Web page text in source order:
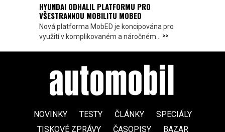
HYUNDAI ODHALIL PLATFORMU PRO
VŠESTRANNOU MOBILITU MOBED
Nová platforma MobED je koncipována pro
využití v komplikovaném a náročném... >>
NOVINKY TESTY ČLÁNKY
SPECIÁLY
TISKOVÉ ZPRÁVY
ČASOPISY BAZAR